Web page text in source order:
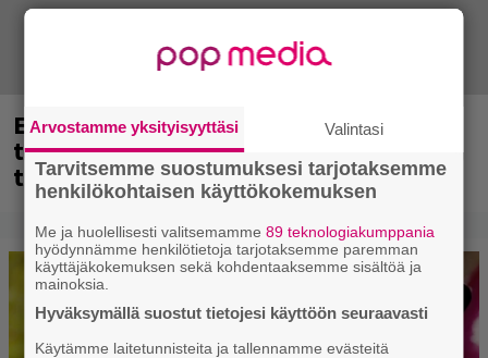
Eppu Normaalin viimeinen keikka
tänään – katso kuvagalleria torstailta
täältä
Arvostamme yksityisyyttäsi Valintasi
Tarvitsemme suostumuksesi tarjotaksemme
henkilökohtaisen käyttökokemuksen
Me ja huolellisesti valitsemamme89 teknologiakumppania
hyödynnämme henkilötietoja tarjotaksemme paremman
käyttäjäkokemuksen sekä kohdentaaksemme sisältöä ja
mainoksia.
Hyväksymällä suostut tietojesi käyttöön seuraavasti
Käytämme laitetunnisteita ja tallennamme evästeitä